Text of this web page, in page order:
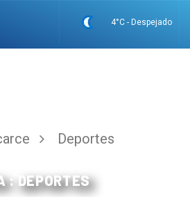
4°C - Despejado
Deportes
: DEPORTES